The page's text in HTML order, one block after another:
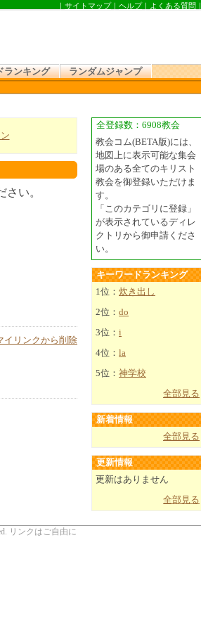
｜ サイトマップ｜ ヘルプ｜ よくある質問 ｜
ランキング ランダムジャンプ
い。
イリンクから削除
全登録数：6908教会
教会コム(BETA版)には、
地図上に表示可能な集会
場のある全てのキリスト
教会を御登録いただけま
す。
「このカテゴリに登録」
が表示されているディレ
クトリから御申請くださ
い。
キーワードランキング
1位： 炊き出し
2位： do
3位： i
4位： la
5位： 神学校
全部見る
新着情報
全部見る
更新情報
更新はありません
全部見る
リンクはご自由に